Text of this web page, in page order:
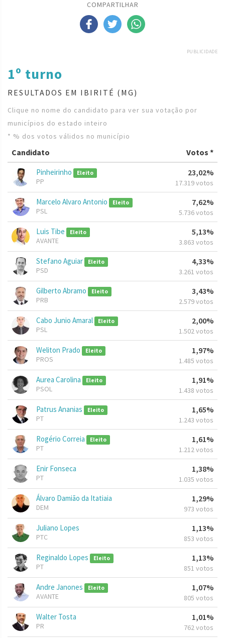
COMPARTILHAR
PUBLICIDADE
1º turno
RESULTADOS EM IBIRITÉ (MG)
Clique no nome do candidato para ver sua votação por
municípios do estado inteiro
* % dos votos válidos no município
Candidato Votos *
Pinheirinho Eleito
PP
23,02%
17.319 votos
Marcelo Alvaro Antonio Eleito
PSL
7,62%
5.736 votos
Luis Tibe Eleito
AVANTE
5,13%
3.863 votos
Stefano Aguiar Eleito
PSD
4,33%
3.261 votos
Gilberto Abramo Eleito
PRB
3,43%
2.579 votos
Cabo Junio Amaral Eleito
PSL
2,00%
1.502 votos
Weliton Prado Eleito
PROS
1,97%
1.485 votos
Aurea Carolina Eleito
PSOL
1,91%
1.438 votos
Patrus Ananias Eleito
PT
1,65%
1.243 votos
Rogério Correia Eleito
PT
1,61%
1.212 votos
Enir Fonseca
PT
1,38%
1.035 votos
Álvaro Damião da Itatiaia
DEM
1,29%
973 votos
Juliano Lopes
PTC
1,13%
853 votos
Reginaldo Lopes Eleito
PT
1,13%
851 votos
Andre Janones Eleito
AVANTE
1,07%
805 votos
Walter Tosta
PR
1,01%
762 votos